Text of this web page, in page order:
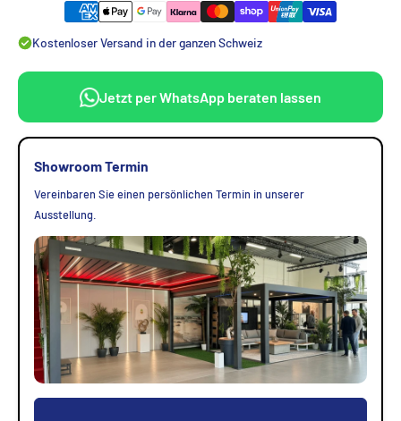
Kostenloser Versand in der ganzen Schweiz
Jetzt per WhatsApp beraten lassen
Showroom Termin
Vereinbaren Sie einen persönlichen Termin in unserer
Ausstellung.